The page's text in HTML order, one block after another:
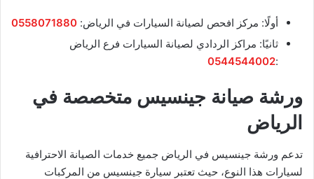
أولًا: مركز افحص لصيانة السيارات في الرياض: 0558071880
ثانيًا: مراكز الردادي لصيانة السيارات فرع الرياض
:
0544544002
ورشة صيانة جينسيس متخصصة في
الرياض
تدعم ورشة جينسيس في الرياض جميع خدمات الصيانة الاحترافية
لسيارات هذا النوع، حيث تعتبر سيارة جينسيس من المركبات